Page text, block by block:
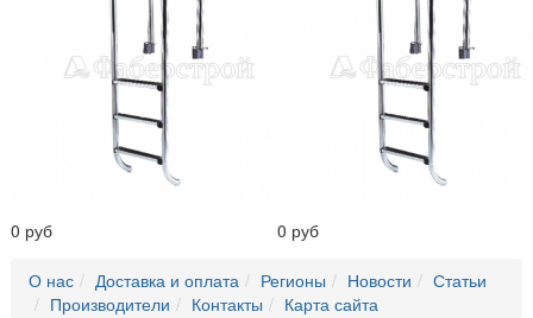
0 руб 0 руб
О нас Доставка и оплата Регионы Новости
Статьи
Производители
Контакты Карта сайта